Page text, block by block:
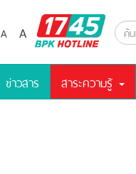
A A
BPK
Hotline
ข่าวสาร สาระความรู้